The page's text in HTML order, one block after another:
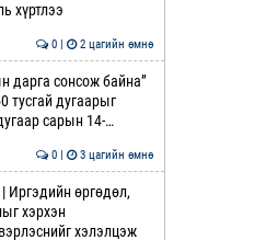
хүртлээ
0 | 2 цагийн өмнө
дарга сонсож байна”
тусгай дугаарыг
сарын 14-…
0 | 3 цагийн өмнө
Иргэдийн өргөдөл,
хэрхэн
хэлэлцэж